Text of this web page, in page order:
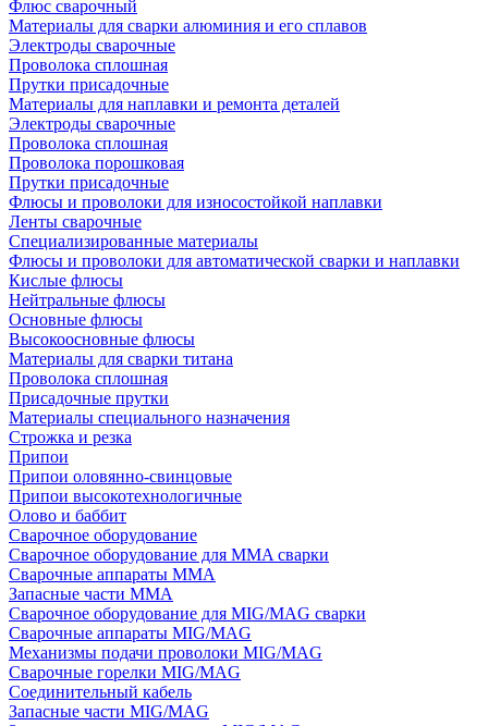
Флюс сварочный
Материалы для сварки алюминия и его сплавов
Электроды сварочные
Проволока сплошная
Прутки присадочные
Материалы для наплавки и ремонта деталей
Электроды сварочные
Проволока сплошная
Проволока порошковая
Прутки присадочные
Флюсы и проволоки для износостойкой наплавки
Ленты сварочные
Специализированные материалы
Флюсы и проволоки для автоматической сварки и наплавки
Кислые флюсы
Нейтральные флюсы
Основные флюсы
Высокоосновные флюсы
Материалы для сварки титана
Проволока сплошная
Присадочные прутки
Материалы специального назначения
Строжка и резка
Припои
Припои оловянно-свинцовые
Припои высокотехнологичные
Олово и баббит
Сварочное оборудование
Сварочное оборудование для MMA сварки
Сварочные аппараты MMA
Запасные части MMA
Сварочное оборудование для MIG/MAG сварки
Сварочные аппараты MIG/MAG
Механизмы подачи проволоки MIG/MAG
Сварочные горелки MIG/MAG
Соединительный кабель
Запасные части MIG/MAG